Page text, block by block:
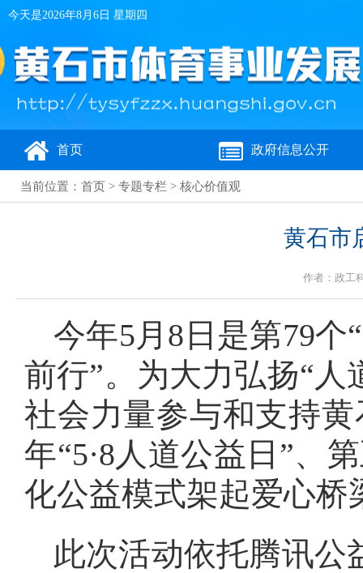
今天是2026年8月6日 星期四
首页 政府信息公开
当前位置： 首页 > 专题专栏 > 核心价值观
黄石市
作者：政工
今年5月8日是第79
前行”。为大力弘扬“
社会力量参与和支持
年“5·8人道公益日”、
化公益模式架起爱心桥
此次活动依托腾讯公